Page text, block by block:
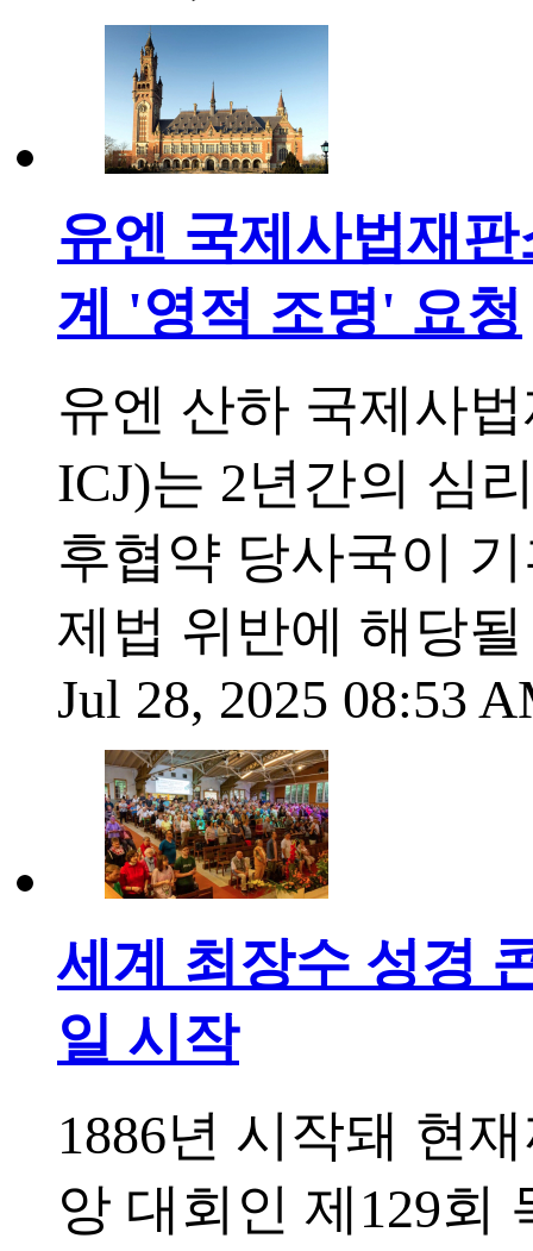
유엔 국제사법재
계 '영적 조명' 요청
유엔 산하 국제사법
ICJ)는 2년간의 심
후협약 당사국이
제법 위반에 해당
Jul 28, 2025 08:53
세계 최장수 성경
일 시작
1886년 시작돼 현
앙 대회인 제129회